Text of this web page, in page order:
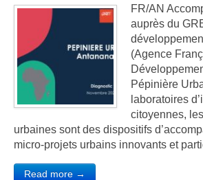
FR/AN
auprès du
(Agence
Pépinière
laboratoires
citoyennes,
urbaines sont des dispositifs
micro-projets urbains innovants et
Read more →